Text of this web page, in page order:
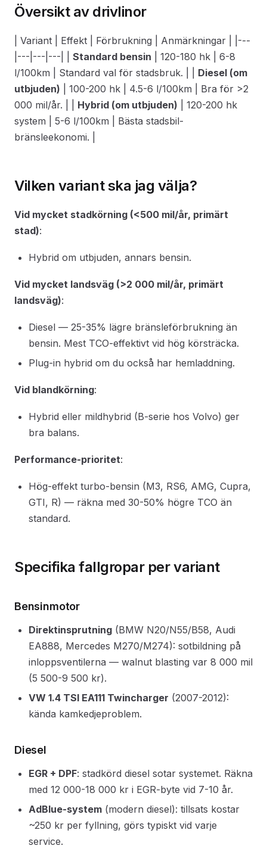
Översikt av drivlinor
| Variant | Effekt | Förbrukning | Anmärkningar | |---
|---|---|---| | Standard bensin | 120-180 hk | 6-8
l/100km | Standard val för stadsbruk. | | Diesel (om
utbjuden) | 100-200 hk | 4.5-6 l/100km | Bra för >2
000 mil/år. | | Hybrid (om utbjuden) | 120-200 hk
system | 5-6 l/100km | Bästa stadsbil-
bränsleekonomi. |
Vilken variant ska jag välja?
Vid mycket stadkörning (<500 mil/år, primärt
stad):
Hybrid om utbjuden, annars bensin.
Vid mycket landsväg (>2 000 mil/år, primärt
landsväg):
Diesel — 25-35% lägre bränsleförbrukning än
bensin. Mest TCO-effektivt vid hög körsträcka.
Plug-in hybrid om du också har hemladdning.
Vid blandkörning:
Hybrid eller mildhybrid (B-serie hos Volvo) ger
bra balans.
Performance-prioritet:
Hög-effekt turbo-bensin (M3, RS6, AMG, Cupra,
GTI, R) — räkna med 30-50% högre TCO än
standard.
Specifika fallgropar per variant
Bensinmotor
Direktinsprutning (BMW N20/N55/B58, Audi
EA888, Mercedes M270/M274): sotbildning på
inloppsventilerna — walnut blasting var 8 000 mil
(5 500-9 500 kr).
VW 1.4 TSI EA111 Twincharger (2007-2012):
kända kamkedjeproblem.
Diesel
EGR + DPF: stadkörd diesel sotar systemet. Räkna
med 12 000-18 000 kr i EGR-byte vid 7-10 år.
AdBlue-system (modern diesel): tillsats kostar
~250 kr per fyllning, görs typiskt vid varje
service.